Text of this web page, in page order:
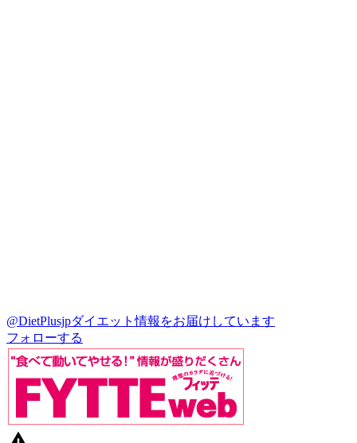
@DietPlusjpダイエット情報をお届けしています
フォローする